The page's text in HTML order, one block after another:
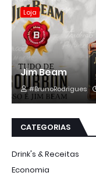
Loja
Jim Beam
#BrunoRodrigues
CATEGORIAS
Drink's & Receitas
Economia